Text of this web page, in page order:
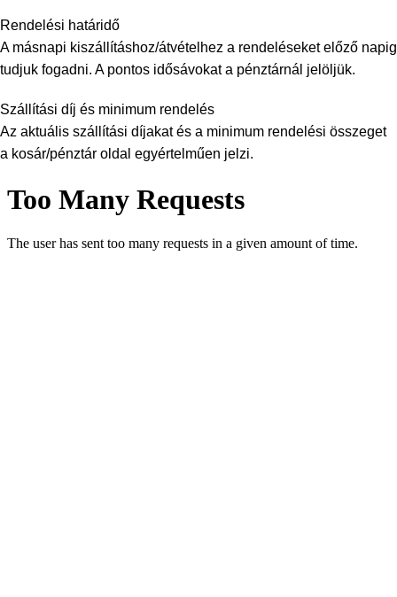
Rendelési határidő
A másnapi kiszállításhoz/átvételhez a rendeléseket előző napig
tudjuk fogadni. A pontos idősávokat a pénztárnál jelöljük.
Szállítási díj és minimum rendelés
Az aktuális szállítási díjakat és a minimum rendelési összeget
a kosár/pénztár oldal egyértelműen jelzi.